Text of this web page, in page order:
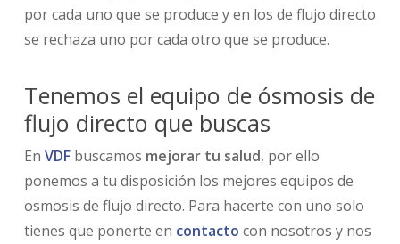
por cada uno que se produce y en los de flujo directo
se rechaza uno por cada otro que se produce.
Tenemos el equipo de ósmosis de
flujo directo que buscas
En VDFbuscamos mejorar tu salud, por ello
ponemos a tu disposición los mejores equipos de
osmosis de flujo directo. Para hacerte con uno solo
tienes que ponerte en contacto con nosotros y nos